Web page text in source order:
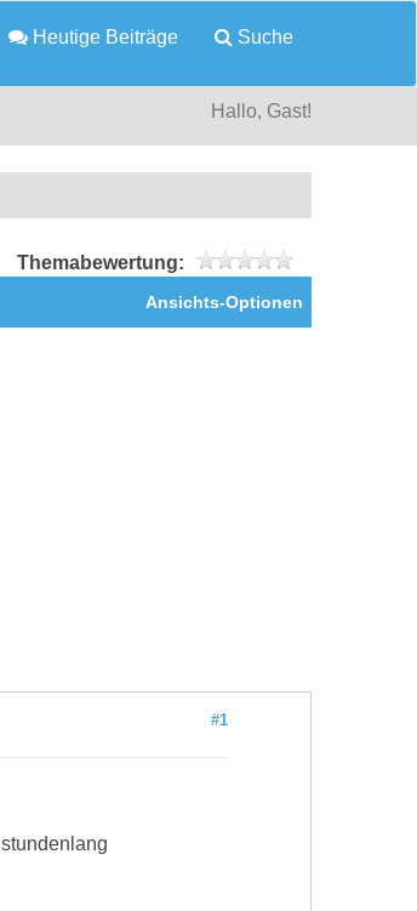
Heutige Beiträge Suche
Hallo, Gast!
Themabewertung:
Ansichts-Optionen
#1